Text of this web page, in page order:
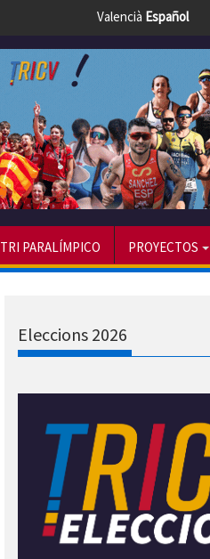
Valencià Español
TRI PARALÍMPICO PROYECTOS
Eleccions 2026